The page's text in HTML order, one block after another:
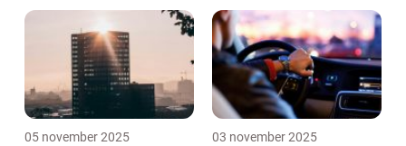
05 november 2025 03 november 2025